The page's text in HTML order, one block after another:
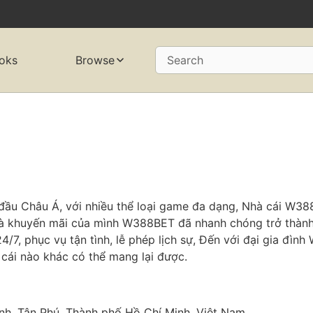
Browse Search
Châu Á, với nhiều thể loại game đa dạng, Nhà cái
mãi của mình W388BET đã nhanh chóng trở
7, phục vụ tận tình, lễ phép lịch sự, Đến với đại gia
nào khác có thể mang lại được.